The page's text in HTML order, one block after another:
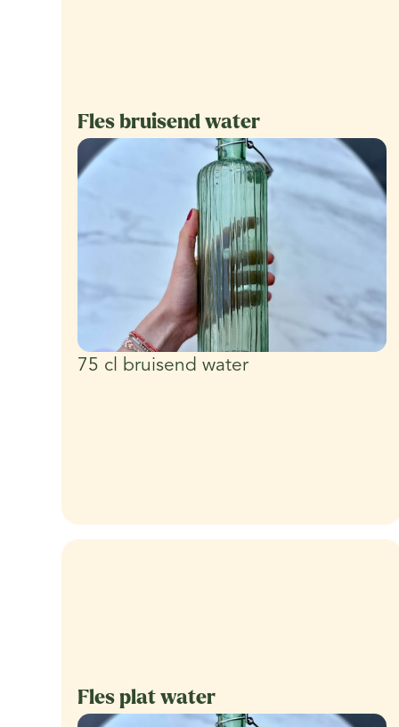
Fles bruisend water
75 cl bruisend water
Fles plat water